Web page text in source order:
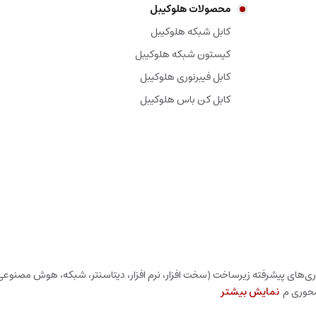
محصولات هلوکیبل
کابل شبکه هلوکیبل
کیستون شبکه هلوکیبل
کابل فیبرنوری هلوکیبل
کابل کن باس هلوکیبل
پیشرفته زیرساخت (سخت افزار، نرم افزار، دیتاسنتر، شبکه، هوش
م نمایش بیشتر